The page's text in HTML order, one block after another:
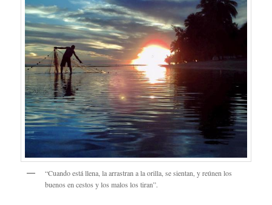
“Cuando está llena, la arrastran a la orilla, se sientan, y reúnen los
buenos en cestos y los malos los tiran”.